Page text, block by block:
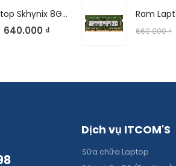
Ram Laptop Skhynix 8GB DDR4 2400Mhz
640.000 ₫ 660.000₫
Dịch vụ ITCOM'S
Sữa chữa Laptop